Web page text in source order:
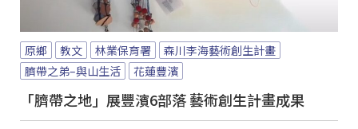
原鄉 教文 林業保育署
森川李海藝術創生計畫
臍帶之弟–與山生活
花蓮豐濱
「臍帶之地」展豐濱6部落 藝術創生計畫成果